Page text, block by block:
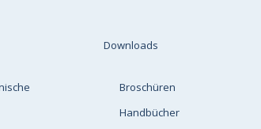
Downloads
Broschüren
Handbücher